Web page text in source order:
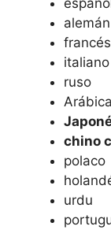
español
alemán
francés
italiano
ruso
Arábica
chino
polaco
urdu